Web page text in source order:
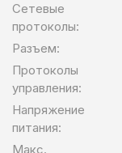
Сетевые
протоколы:
Разъем:
Протоколы
управления:
Напряжение
питания:
Макс.